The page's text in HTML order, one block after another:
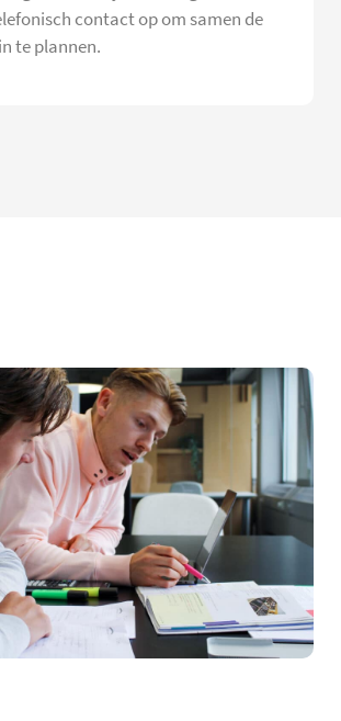
contact op om samen de
te plannen.